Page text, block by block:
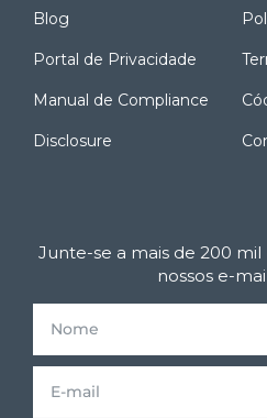
Blog
Portal de Privacidade
Manual de Compliance
Disclosure
Junte-se a mais de 200
nossos e-